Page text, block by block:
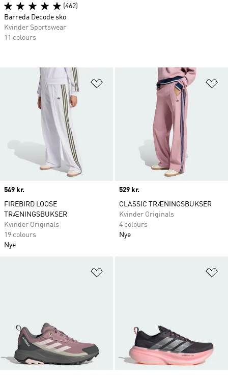
Føj til ønskeliste
Price
549 kr.
FIREBIRD LOOSE
TRÆNINGSBUKSER
Kvinder Originals
19 colours
Nye
Price
529 kr.
CLASSIC TRÆNINGSBUKSER
Kvinder Originals
4 colours
Nye
(462)
Barreda Decode sko
Kvinder Sportswear
11 colours